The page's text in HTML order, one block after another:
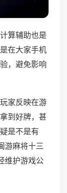
算辅助也是
在大家手机
，避免影响
家反映在游
到好牌，甚
是不是有
游麻将十三
维护游戏公